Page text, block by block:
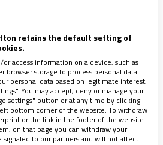
dudas
zozobras derivadas de
medio, nueva ciudad,
En resumen, la misma
los residentes que ahora
bajo el sol.
retains the default setting of
access information on a device, such as
browser storage to process personal data.
personal data based on legitimate interest,
You may accept, deny or manage your
settings" button or at any time by clicking
bottom corner of the website. To withdraw
or the link in the footer of the website
on that page you can withdraw your
signaled to our partners and will not affect